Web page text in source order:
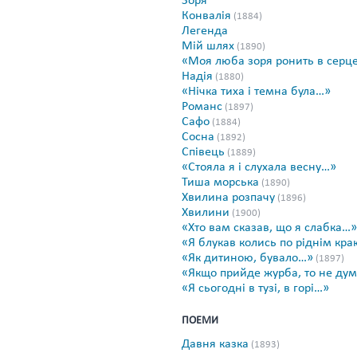
Конвалія (1884)
Легенда
Мій шлях (1890)
«Моя люба зоря ронить в
Надія (1880)
«Нічка тиха і темна була…»
Романс (1897)
Сафо (1884)
Сосна (1892)
Співець (1889)
«Стояла я і слухала весну…»
Тиша морська (1890)
Хвилина розпачу (1896)
Хвилини (1900)
«Хто вам сказав, що я слабка…»
«Я блукав колись по ріднім
«Як дитиною, бувало…» (1897)
«Якщо прийде журба, то не
«Я сьогодні в тузі, в горі…»
ПОЕМИ
Давня казка (1893)